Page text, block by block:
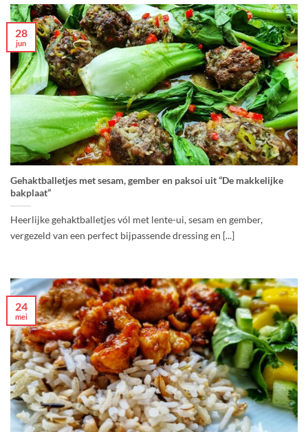
Gehaktballetjes met sesam, gember en paksoi uit “De makkelijke
bakplaat”
Heerlijke gehaktballetjes vól met lente-ui, sesam en gember,
vergezeld van een perfect bijpassende dressing en [...]
28
jun
24
mei